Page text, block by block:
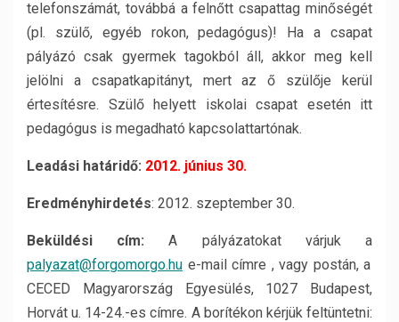
telefonszámát, továbbá a felnőtt csapattag minőségét
(pl. szülő, egyéb rokon, pedagógus)! Ha a csapat
pályázó csak gyermek tagokból áll, akkor meg kell
jelölni a csapatkapitányt, mert az ő szülője kerül
értesítésre. Szülő helyett iskolai csapat esetén itt
pedagógus is megadható kapcsolattartónak.
Leadási határidő: 2012. június 30.
Eredményhirdetés: 2012. szeptember 30.
Beküldési cím: A pályázatokat várjuk a
palyazat@forgomorgo.hu e-mail címre , vagy postán, a
CECED Magyarország Egyesülés, 1027 Budapest,
Horvát u. 14-24.-es címre. A borítékon kérjük feltüntetni: